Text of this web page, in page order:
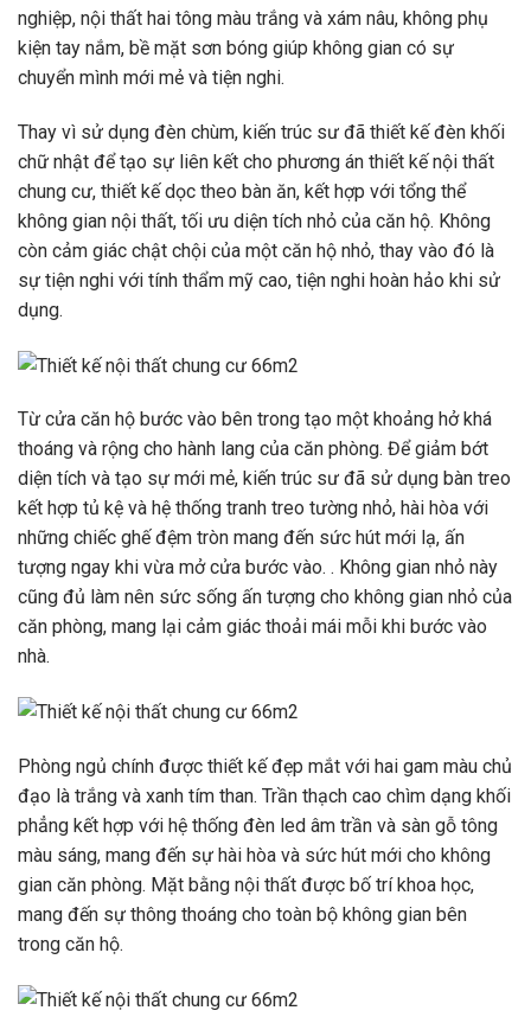
nghiệp, nội thất hai tông màu trắng và xám nâu, không phụ
kiện tay nắm, bề mặt sơn bóng giúp không gian có sự
chuyển mình mới mẻ và tiện nghi.
Thay vì sử dụng đèn chùm, kiến ​​trúc sư đã thiết kế đèn khối
chữ nhật để tạo sự liên kết cho phương án thiết kế nội thất
chung cư, thiết kế dọc theo bàn ăn, kết hợp với tổng thể
không gian nội thất, tối ưu diện tích nhỏ của căn hộ. Không
còn cảm giác chật chội của một căn hộ nhỏ, thay vào đó là
sự tiện nghi với tính thẩm mỹ cao, tiện nghi hoàn hảo khi sử
dụng.
Từ cửa căn hộ bước vào bên trong tạo một khoảng hở khá
thoáng và rộng cho hành lang của căn phòng. Để giảm bớt
diện tích và tạo sự mới mẻ, kiến ​​trúc sư đã sử dụng bàn treo
kết hợp tủ kệ và hệ thống tranh treo tường nhỏ, hài hòa với
những chiếc ghế đệm tròn mang đến sức hút mới lạ, ấn
tượng ngay khi vừa mở cửa bước vào. . Không gian nhỏ này
cũng đủ làm nên sức sống ấn tượng cho không gian nhỏ của
căn phòng, mang lại cảm giác thoải mái mỗi khi bước vào
nhà.
Phòng ngủ chính được thiết kế đẹp mắt với hai gam màu chủ
đạo là trắng và xanh tím than. Trần thạch cao chìm dạng khối
phẳng kết hợp với hệ thống đèn led âm trần và sàn gỗ tông
màu sáng, mang đến sự hài hòa và sức hút mới cho không
gian căn phòng. Mặt bằng nội thất được bố trí khoa học,
mang đến sự thông thoáng cho toàn bộ không gian bên
trong căn hộ.